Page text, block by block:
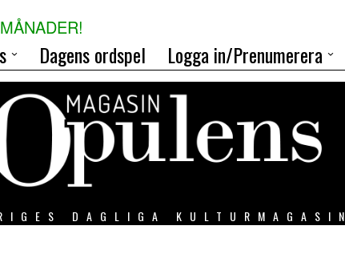
Dagens ordspel Logga in/Prenumerera
DAGLIGA KULTURMAGASIN